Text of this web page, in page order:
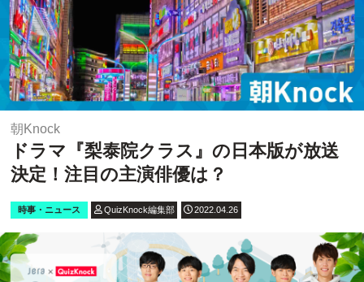
朝Knock
ドラマ『梨泰院クラス』の日本版が放送
決定！注目の主演俳優は？
時事・ニュース QuizKnock編集部 2022.04.26